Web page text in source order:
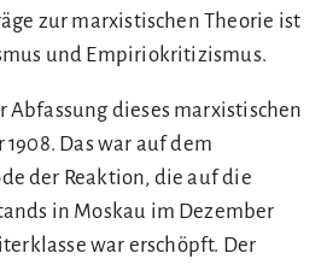
zur marxistischen Theorie ist
und Empiriokritizismus.
Abfassung dieses marxistischen
1908. Das war auf dem
der Reaktion, die auf die
in Moskau im Dezember
war erschöpft. Der